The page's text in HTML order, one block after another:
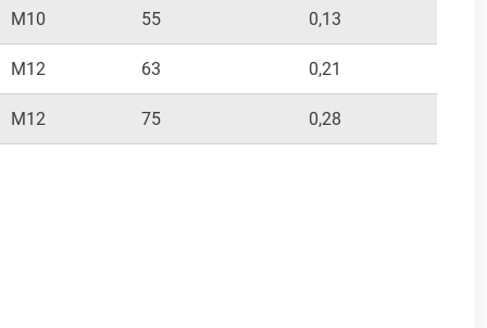
M10 55 0,13
M12 63 0,21
M12 75 0,28